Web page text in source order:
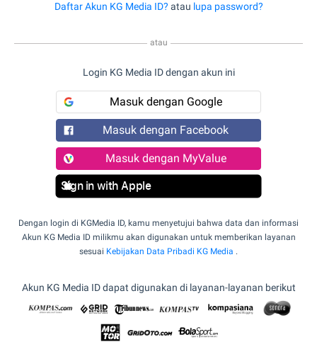
Daftar Akun KG Media ID? atau lupa password?
atau
Login KG Media ID dengan akun ini
Masuk dengan Google
Masuk dengan Facebook
Masuk dengan MyValue
Sign in with Apple
Dengan login di KGMedia ID, kamu menyetujui bahwa data dan informasi
Akun KG Media ID milikmu akan digunakan untuk memberikan layanan
sesuai Kebijakan Data Pribadi KG Media .
Akun KG Media ID dapat digunakan di layanan-layanan berikut